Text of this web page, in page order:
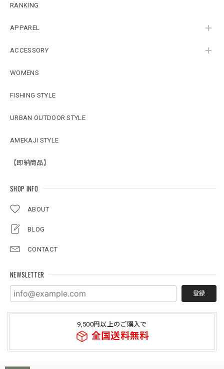
RANKING
APPAREL
ACCESSORY
WOMENS
FISHING STYLE
URBAN OUTDOOR STYLE
AMEKAJI STYLE
【即納商品】
SHOP INFO
ABOUT
BLOG
CONTACT
NEWSLETTER
登録
9,500円以上のご購入で
全国送料無料